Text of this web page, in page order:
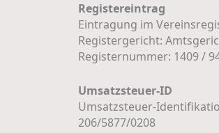
Registereintrag
Eintragung im
Registergericht:
Registernummer: 1409 /
Umsatzsteuer-ID
Umsatzsteuer-
206/5877/0208